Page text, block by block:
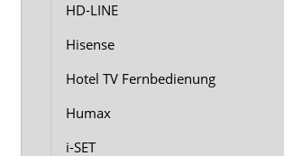
HD-LINE
Hisense
Hotel TV Fernbedienung
Humax
i-SET